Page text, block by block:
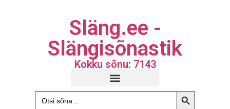
Släng.ee -
Slängisõnastik
Kokku sõnu: 7143
Search
for:
Search